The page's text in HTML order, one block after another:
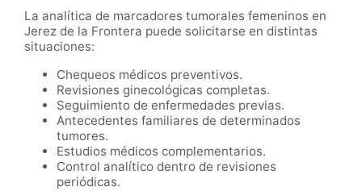
La analítica de marcadores tumorales femeninos en
Jerez de la Frontera puede solicitarse en distintas
situaciones:
Chequeos médicos preventivos.
Revisiones ginecológicas completas.
Seguimiento de enfermedades previas.
Antecedentes familiares de determinados
tumores.
Estudios médicos complementarios.
Control analítico dentro de revisiones
periódicas.